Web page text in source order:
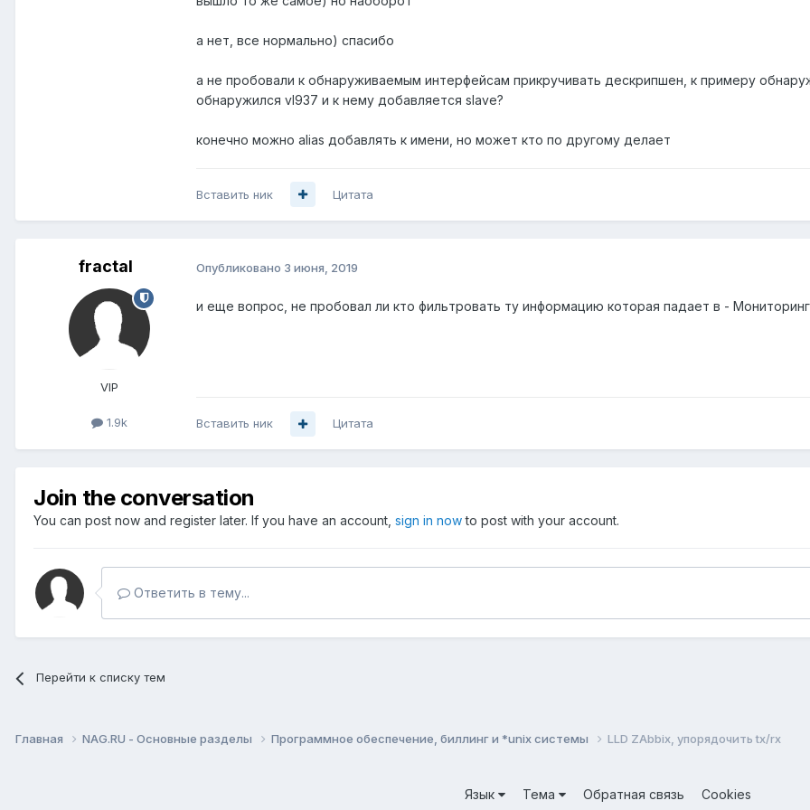
а нет, все нормально) спасибо
а не пробовали к обнаруживаемым интерфейсам прикручивать дескрипшен, к примеру
обнаружился vl937 и к нему добавляется slave?
конечно можно alias добавлять к имени, но может кто по другому делает
Вставить ник Цитата
fractal
VIP
1.9k
Опубликовано 3 июня, 2019
и еще вопрос, не пробовал ли кто фильтровать ту информацию которая падает в -
Вставить ник Цитата
Join the conversation
You can post now and register later. If you have an account, sign in nowto post with your account.
Ответить в тему...
Перейти к списку тем
Главная NAG.RU - Основные разделы Программное обеспечение, биллинг и *unix системы LLD ZAbbix, упорядочить tx/rx
Язык Тема Обратная связь
Cookies